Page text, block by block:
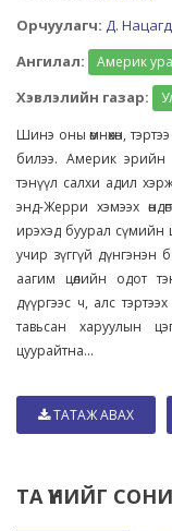
Орчуулагч: Д.
Ангилал:
Америк
Хэвлэлийн газар:
Шинэ оны өмнөхөн,
билээ. Америк эрийн
тэнүүл салхи адил
энд-Жерри хэмээх
ирэхэд буурал сүмийн
учир зүггүй
аагим цөлийн одот
дүүргээс ч, алс
тавьсан харуулын
цуурайтна...
ТАТАЖ АВАХ
ТА ҮҮНИЙГ